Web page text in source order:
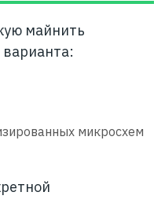
майнить
микросхем